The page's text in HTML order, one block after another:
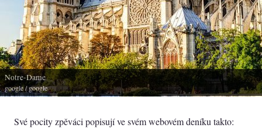
Notre-Dame
google/ google
Své pocity zpěváci popisují ve svém webovém deníku takto: